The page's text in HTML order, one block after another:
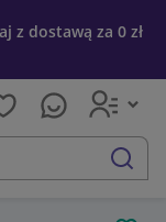
z dostawą za 0 zł
szukaj